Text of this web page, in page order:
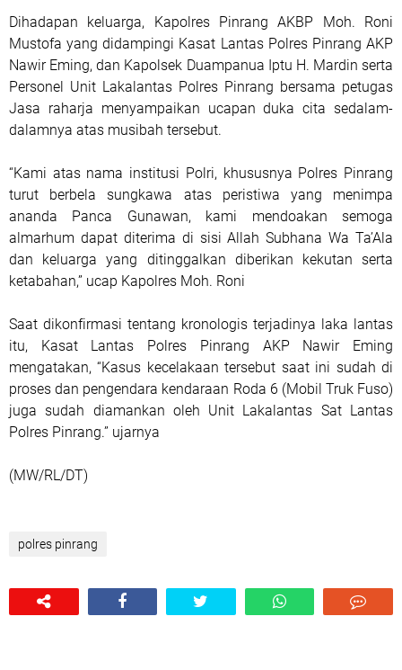
Dihadapan keluarga, Kapolres Pinrang AKBP Moh. Roni
Mustofa yang didampingi Kasat Lantas Polres Pinrang AKP
Nawir Eming, dan Kapolsek Duampanua Iptu H. Mardin serta
Personel Unit Lakalantas Polres Pinrang bersama petugas
Jasa raharja menyampaikan ucapan duka cita sedalam-
dalamnya atas musibah tersebut.
“Kami atas nama institusi Polri, khususnya Polres Pinrang
turut berbela sungkawa atas peristiwa yang menimpa
ananda Panca Gunawan, kami mendoakan semoga
almarhum dapat diterima di sisi Allah Subhana Wa Ta’Ala
dan keluarga yang ditinggalkan diberikan kekutan serta
ketabahan,” ucap Kapolres Moh. Roni
Saat dikonfirmasi tentang kronologis terjadinya laka lantas
itu, Kasat Lantas Polres Pinrang AKP Nawir Eming
mengatakan, “Kasus kecelakaan tersebut saat ini sudah di
proses dan pengendara kendaraan Roda 6 (Mobil Truk Fuso)
juga sudah diamankan oleh Unit Lakalantas Sat Lantas
Polres Pinrang.” ujarnya
(MW/RL/DT)
polres pinrang